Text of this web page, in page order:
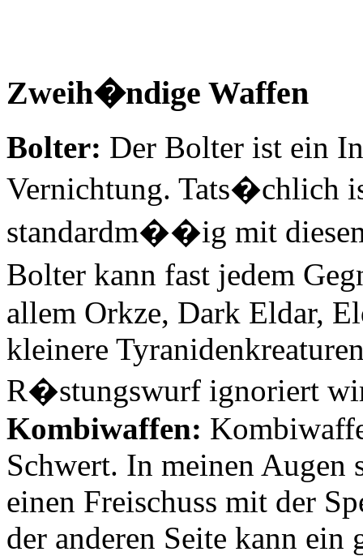
Zweih�ndige Waffen
Bolter: Der Bolter ist ein
Vernichtung. Tats�chlich
standardm��ig mit
Bolter kann fast jedem
allem Orkze, Dark Eldar,
kleinere
R�stungswurf ignoriert
Kombiwaffen:
Schwert. In meinen Augen
einen Freischuss mit der
der anderen Seite kann ein